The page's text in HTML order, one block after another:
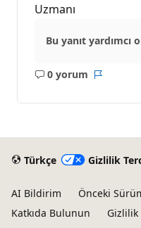
Uzmanı
Bu yanıt yardımcı
0 yorum
Açıklama
Türkçe Gizlilik
AI Bildirim Önceki
Katkıda Bulunun
Gizlilik